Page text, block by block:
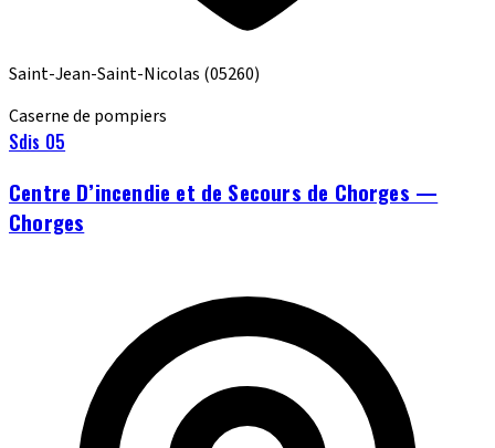
Saint-Jean-Saint-Nicolas (05260)
Caserne de pompiers
Sdis 05
Centre D’incendie et de Secours de Chorges —
Chorges